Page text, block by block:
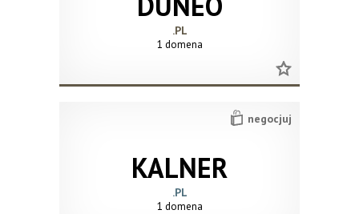
.PL
1 domena
KALNER
.PL
negocjuj
1 domena